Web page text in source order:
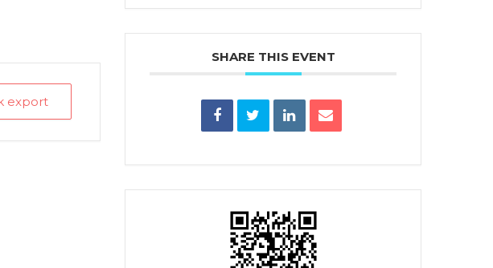
export
SHARE THIS EVENT